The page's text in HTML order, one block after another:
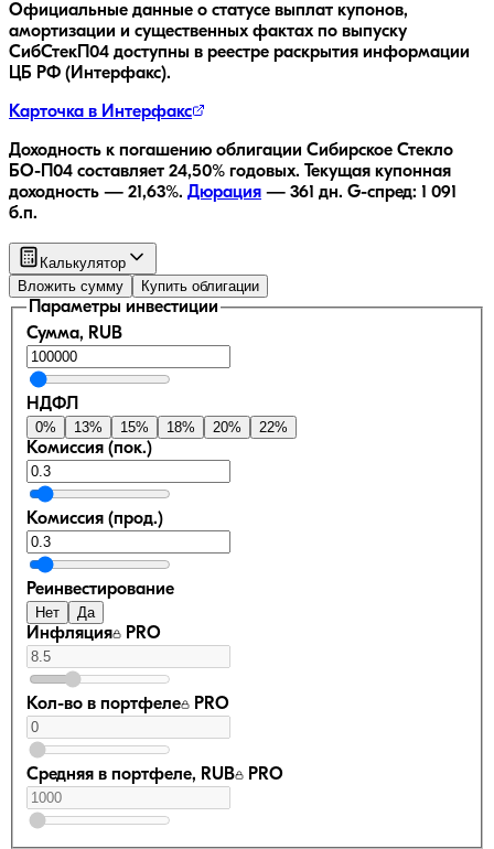
Официальные данные о статусе выплат купонов,
амортизации и существенных фактах по выпуску
СибСтекП04 доступны в реестре раскрытия информации
ЦБ РФ (Интерфакс).
Карточка в Интерфакс
Доходность к погашению облигации Сибирское Стекло
БО-П04 составляет 24,50% годовых. Текущая купонная
доходность — 21,63%. Дюрация — 361 дн. G-спред: 1 091
б.п.
Калькулятор
Вложить сумму
Купить облигации
Параметры инвестиции
Сумма, RUB
НДФЛ
0% 13% 15% 18% 20% 22%
Комиссия (пок.)
Комиссия (прод.)
Реинвестирование
Нет Да
Инфляция PRO
Кол-во в портфеле PRO
Средняя в портфеле, RUB PRO